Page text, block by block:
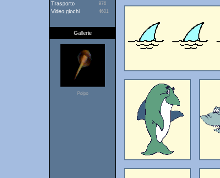
Trasporto 976
Video giochi 4601
Gallerie
Polpo